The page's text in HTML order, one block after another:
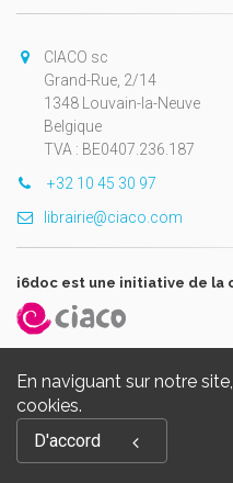
En naviguant sur notre
cookies.
D'accord
CIACO sc
Grand-Rue, 2/14
1348 Louvain-la-Neuve
Belgique
TVA : BE0407.236.187
+32 10 45 30 97
librairie@ciaco.com
i6doc est une initiative de la